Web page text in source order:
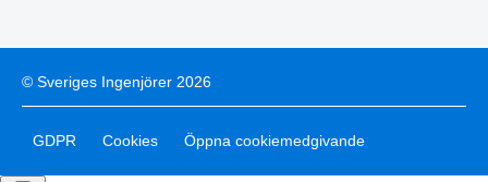
© Sveriges Ingenjörer 2026
GDPR Cookies Öppna cookiemedgivande